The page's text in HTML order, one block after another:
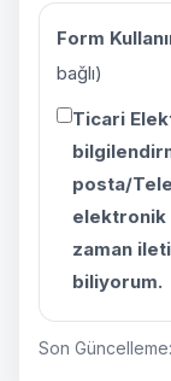
Form
bağlı)
Ticari
posta/
elektronik
zaman
biliyorum.
Son Güncelleme: